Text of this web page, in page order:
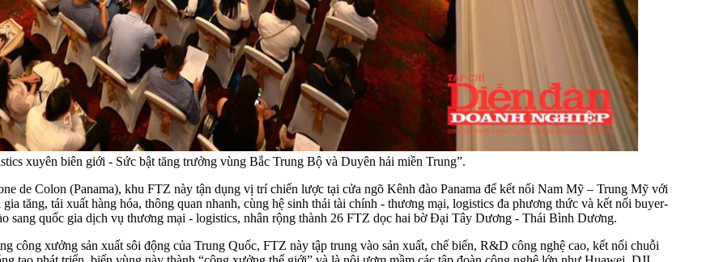
xuyên biên giới - Sức bật tăng trưởng vùng Bắc Trung Bộ và Duyên hải miền Trung”.
de Colon (Panama), khu FTZ này tận dụng vị trí chiến lược tại cửa ngõ Kênh đào Panama để kết nối Nam Mỹ – Trung Mỹ với
tăng, tái xuất hàng hóa, thông quan nhanh, cùng hệ sinh thái tài chính - thương mại, logistics đa phương thức và kết nối buyer-
sang quốc gia dịch vụ thương mại - logistics, nhân rộng thành 26 FTZ dọc hai bờ Đại Tây Dương - Thái Bình Dương.
xưởng sản xuất sôi động của Trung Quốc, FTZ này tập trung vào sản xuất, chế biến, R&D công nghệ cao, kết nối chuỗi